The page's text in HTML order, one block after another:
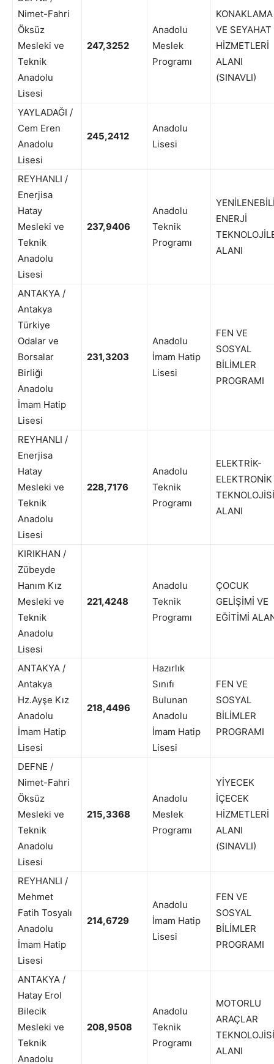
Nimet-Fahri
Öksüz
Mesleki ve
Teknik
Anadolu
Lisesi
247,3252
Anadolu
Meslek
Programı
KONAKLAMA
VE SEYAHAT
HİZMETLERİ
ALANI
(SINAVLI)
YAYLADAĞI /
Cem Eren
Anadolu
Lisesi
245,2412
Anadolu
Lisesi
REYHANLI /
Enerjisa
Hatay
Mesleki ve
Teknik
Anadolu
Lisesi
237,9406
Anadolu
Teknik
Programı
ENERJİ
ALANI
ANTAKYA /
Antakya
Türkiye
Odalar ve
Borsalar
Birliği
Anadolu
İmam Hatip
Lisesi
231,3203
Anadolu
İmam Hatip
Lisesi
FEN VE
SOSYAL
BİLİMLER
PROGRAMI
REYHANLI /
Enerjisa
Hatay
Mesleki ve
Teknik
Anadolu
Lisesi
228,7176
Anadolu
Teknik
Programı
ELEKTRİK-
ELEKTRONİK
TEKNOLOJİSİ
ALANI
KIRIKHAN /
Zübeyde
Hanım Kız
Mesleki ve
Teknik
Anadolu
Lisesi
221,4248
Anadolu
Teknik
Programı
ÇOCUK
GELİŞİMİ VE
EĞİTİMİ
ANTAKYA /
Antakya
Hz.Ayşe Kız
Anadolu
İmam Hatip
Lisesi
218,4496
Hazırlık
Sınıfı
Bulunan
Anadolu
İmam Hatip
Lisesi
FEN VE
SOSYAL
BİLİMLER
PROGRAMI
DEFNE /
Nimet-Fahri
Öksüz
Mesleki ve
Teknik
Anadolu
Lisesi
215,3368
Anadolu
Meslek
Programı
YİYECEK
İÇECEK
HİZMETLERİ
ALANI
(SINAVLI)
REYHANLI /
Mehmet
Fatih Tosyalı
Anadolu
İmam Hatip
Lisesi
214,6729
Anadolu
İmam Hatip
Lisesi
FEN VE
SOSYAL
BİLİMLER
PROGRAMI
ANTAKYA /
Hatay Erol
Bilecik
Mesleki ve
Teknik
Anadolu
208,9508
Anadolu
Teknik
Programı
MOTORLU
ARAÇLAR
TEKNOLOJİSİ
ALANI